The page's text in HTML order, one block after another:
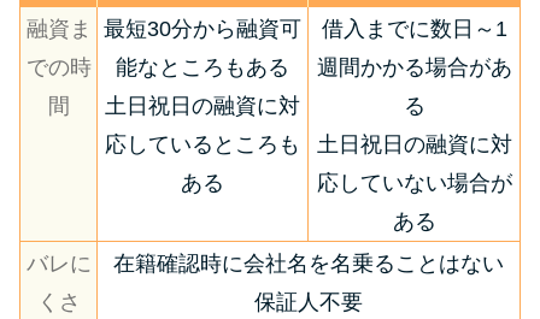
融資ま
での時
間
最短30分から融資可
能なところもある
土日祝日の融資に対
応しているところも
ある
借入までに数日～1
週間かかる場合があ
る
土日祝日の融資に対
応していない場合が
ある
バレに
くさ
在籍確認時に会社名を名乗ることはない
保証人不要